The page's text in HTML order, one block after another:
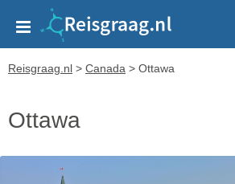
Reisgraag.nl > Canada > Ottawa
Ottawa